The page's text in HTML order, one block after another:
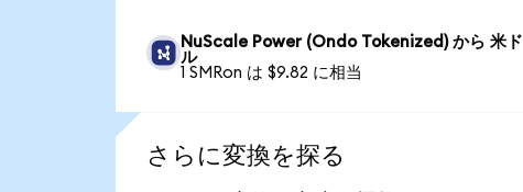
NuScale Power (Ondo Tokenized) から 米ド
ル
1 SMRon は $9.82 に相当
さらに変換を探る